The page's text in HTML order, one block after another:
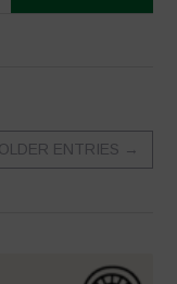
OLDER ENTRIES →